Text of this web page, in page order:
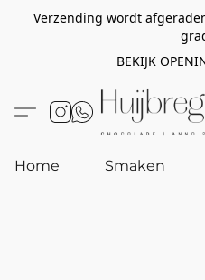
Verzending wordt
BEKIJK
Home Smaken